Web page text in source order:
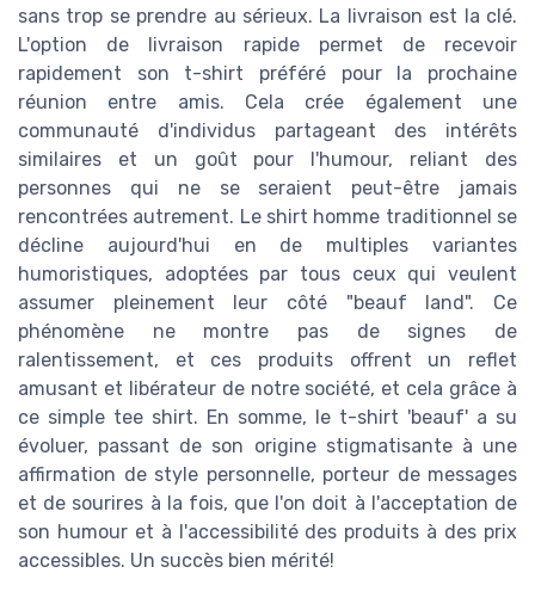
sans trop se prendre au sérieux. La livraison est la clé.
L'option de livraison rapide permet de recevoir
rapidement son t-shirt préféré pour la prochaine
réunion entre amis. Cela crée également une
communauté d'individus partageant des intérêts
similaires et un goût pour l'humour, reliant des
personnes qui ne se seraient peut-être jamais
rencontrées autrement. Le shirt homme traditionnel se
décline aujourd'hui en de multiples variantes
humoristiques, adoptées par tous ceux qui veulent
assumer pleinement leur côté "beauf land". Ce
phénomène ne montre pas de signes de
ralentissement, et ces produits offrent un reflet
amusant et libérateur de notre société, et cela grâce à
ce simple tee shirt. En somme, le t-shirt 'beauf' a su
évoluer, passant de son origine stigmatisante à une
affirmation de style personnelle, porteur de messages
et de sourires à la fois, que l'on doit à l'acceptation de
son humour et à l'accessibilité des produits à des prix
accessibles. Un succès bien mérité!